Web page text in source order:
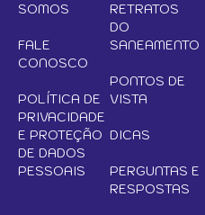
SOMOS
FALE
CONOSCO
POLÍTICA DE
PRIVACIDADE
E PROTEÇÃO
DE DADOS
PESSOAIS
RETRATOS
DO
SANEAMENTO
PONTOS DE
VISTA
DICAS
PERGUNTAS E
RESPOSTAS